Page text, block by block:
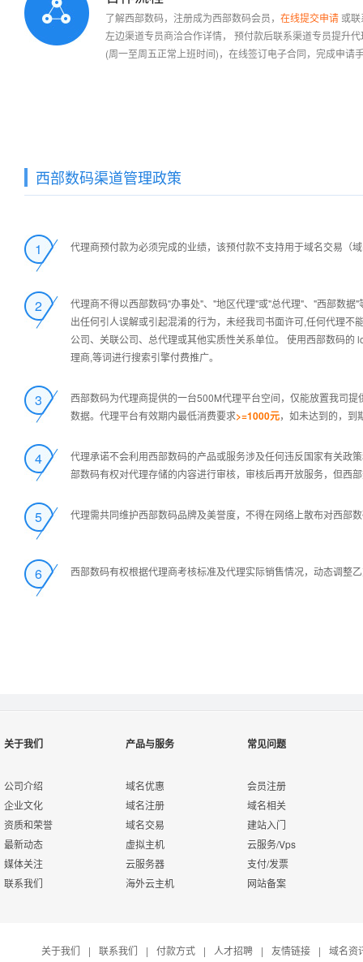
首次预付款最低金额1000元
或者一年内累计消费额达到2000元后，
可以升级为银牌合作伙伴
首次预付款最低金额2000
或者一年内累计消费额达到
预付1200元可以升级为金牌合
了解西部数码，注册成为西部数码会员， 在线提交申请 或
左边渠道专员商洽合作详情， 预付款后联系渠道专员提升
(周一至周五正常上班时间)，在线签订电子合同，完成申请
西部数码渠道管理政策
1 代理商预付款为必须完成的业绩，该预付款不支持用于域名交易（
2
代理商不得以西部数码"办事处"、"地区代理"或"总代理"、"西部数
出任何引人误解或引起混淆的行为，未经我司书面许可,任何代理
公司、关联公司、总代理或其他实质性关系单位。 使用西部数码
理商,等词进行搜索引擎付费推广。
3
西部数码为代理商提供的一台500M代理平台空间，仅能放置我司
数据。代理平台有效期内最低消费要求>=1000元，如未达到的，到
4
代理承诺不会利用西部数码的产品或服务涉及任何违反国家有关政
部数码有权对代理存储的内容进行审核，审核后再开放服务，但西
5 代理需共同维护西部数码品牌及美誉度，不得在网络上散布对西部
6 西部数码有权根据代理商考核标准及代理实际销售情况，动态调整
注册成为用户
在线申请代理
在线申请>>
关于我们
公司介绍
企业文化
资质和荣誉
最新动态
媒体关注
联系我们
产品与服务
域名优惠
域名注册
域名交易
虚拟主机
云服务器
海外云主机
常见问题
会员注册
域名相关
建站入门
云服务/Vps
支付/发票
网站备案
关于我们 | 联系我们 | 付款方式 | 人才招聘 | 友情链接 | 域名资